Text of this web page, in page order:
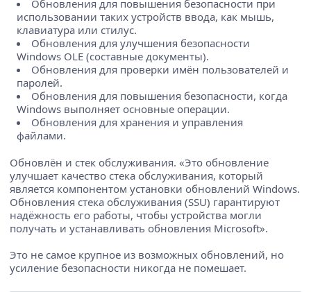
Обновления для повышения безопасности при
использовании таких устройств ввода, как мышь,
клавиатура или стилус.
Обновления для улучшения безопасности
Windows OLE (составные документы).
Обновления для проверки имён пользователей и
паролей.
Обновления для повышения безопасности, когда
Windows выполняет основные операции.
Обновления для хранения и управления
файлами.
Обновлён и стек обслуживания. «Это обновление
улучшает качество стека обслуживания, который
является компонентом установки обновлений Windows.
Обновления стека обслуживания (SSU) гарантируют
надёжность его работы, чтобы устройства могли
получать и устанавливать обновления Microsoft».
Это не самое крупное из возможных обновлений, но
усиление безопасности никогда не помешает.